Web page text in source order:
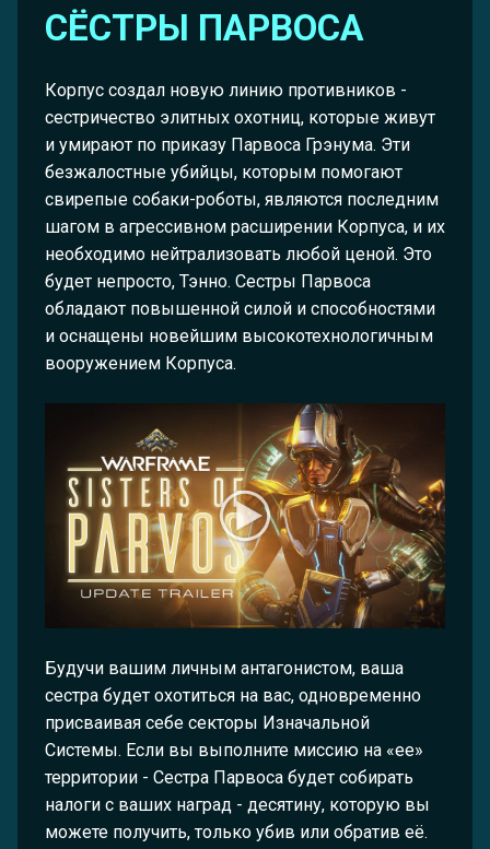
СЁСТРЫ ПАРВОСА
Корпус создал новую линию противников -
сестричество элитных охотниц, которые живут
и умирают по приказу Парвоса Грэнума. Эти
безжалостные убийцы, которым помогают
свирепые собаки-роботы, являются последним
шагом в агрессивном расширении Корпуса, и их
необходимо нейтрализовать любой ценой. Это
будет непросто, Тэнно. Сестры Парвоса
обладают повышенной силой и способностями
и оснащены новейшим высокотехнологичным
вооружением Корпуса.
Будучи вашим личным антагонистом, ваша
сестра будет охотиться на вас, одновременно
присваивая себе секторы Изначальной
Системы. Если вы выполните миссию на «ее»
территории - Сестра Парвоса будет собирать
налоги с ваших наград - десятину, которую вы
можете получить, только убив или обратив её.